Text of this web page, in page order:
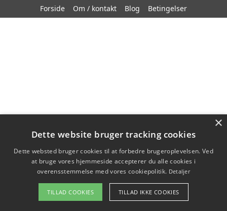
Forside
Om / kontakt Blog Betingelser
×
Dette website bruger tracking cookies
Dette websted bruger cookies til at forbedre brugeroplevelsen. Ved
at bruge vores hjemmeside accepterer du alle cookies i
overensstemmelse med vores cookiepolitik. Detaljer
TILLAD COOKIES TILLAD IKKE COOKIES